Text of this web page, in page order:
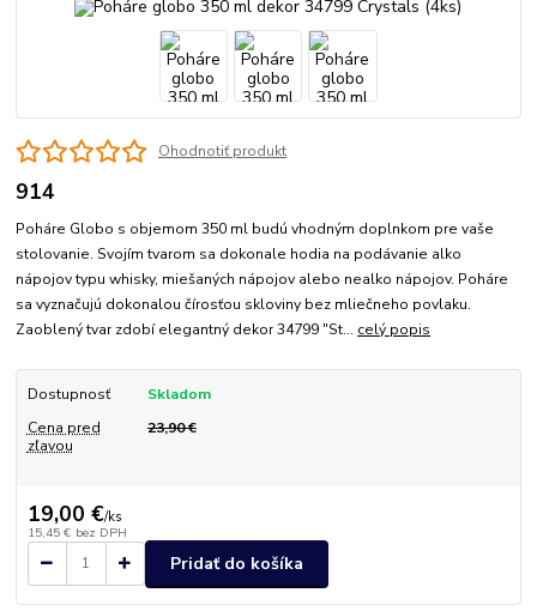
Ohodnotiť produkt
914
Poháre Globo s objemom 350 ml budú vhodným doplnkom pre vaše
stolovanie. Svojím tvarom sa dokonale hodia na podávanie alko
nápojov typu whisky, miešaných nápojov alebo nealko nápojov. Poháre
sa vyznačujú dokonalou čírosťou skloviny bez mliečneho povlaku.
Zaoblený tvar zdobí elegantný dekor 34799 "St... celý popis
Dostupnosť
Skladom
Cena pred
zľavou
23,90 €
19,00 €/ks
15,45 € bez DPH
Pridať do košíka